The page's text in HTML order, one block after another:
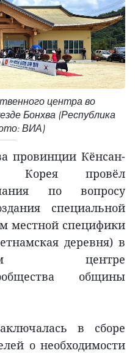
центра во
Бонхва (Республика
ВИА)
провинции Кёнсан-
Корея провёл
по вопросу
специальной
местной специфики
деревня) в
центре
общины
в сборе
о необходимости